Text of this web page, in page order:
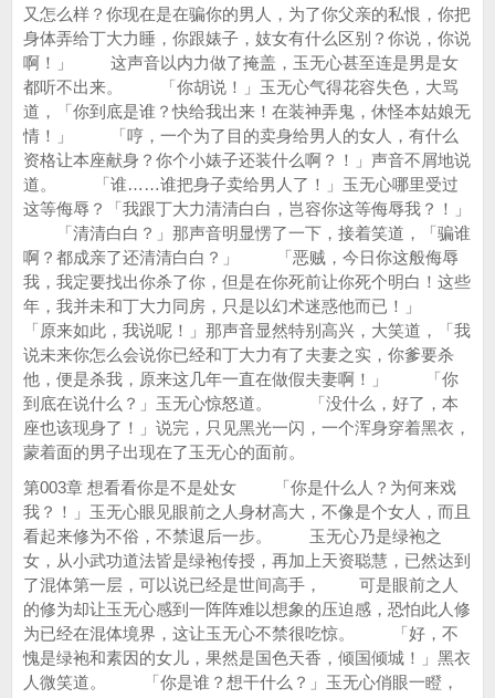
又怎么样？你现在是在骗你的男人，为了你父亲的私恨，你把
身体弄给丁大力睡，你跟婊子，妓女有什么区别？你说，你说
啊！」 这声音以内力做了掩盖，玉无心甚至连是男是女
都听不出来。 「你胡说！」玉无心气得花容失色，大骂
道，「你到底是谁？快给我出来！在装神弄鬼，休怪本姑娘无
情！」 「哼，一个为了目的卖身给男人的女人，有什么
资格让本座献身？你个小婊子还装什么啊？！」声音不屑地说
道。 「谁……谁把身子卖给男人了！」玉无心哪里受过
这等侮辱？「我跟丁大力清清白白，岂容你这等侮辱我？！」
「清清白白？」那声音明显愣了一下，接着笑道，「骗谁
啊？都成亲了还清清白白？」 「恶贼，今日你这般侮辱
我，我定要找出你杀了你，但是在你死前让你死个明白！这些
年，我并未和丁大力同房，只是以幻术迷惑他而已！」
「原来如此，我说呢！」那声音显然特别高兴，大笑道，「我
说未来你怎么会说你已经和丁大力有了夫妻之实，你爹要杀
他，便是杀我，原来这几年一直在做假夫妻啊！」 「你
到底在说什么？」玉无心惊怒道。 「没什么，好了，本
座也该现身了！」说完，只见黑光一闪，一个浑身穿着黑衣，
蒙着面的男子出现在了玉无心的面前。
第003章 想看看你是不是处女 「你是什么人？为何来戏
我？！」玉无心眼见眼前之人身材高大，不像是个女人，而且
看起来修为不俗，不禁退后一步。 玉无心乃是绿袍之
女，从小武功道法皆是绿袍传授，再加上天资聪慧，已然达到
了混体第一层，可以说已经是世间高手， 可是眼前之人
的修为却让玉无心感到一阵阵难以想象的压迫感，恐怕此人修
为已经在混体境界，这让玉无心不禁很吃惊。 「好，不
愧是绿袍和素因的女儿，果然是国色天香，倾国倾城！」黑衣
人微笑道。 「你是谁？想干什么？」玉无心俏眼一瞪，